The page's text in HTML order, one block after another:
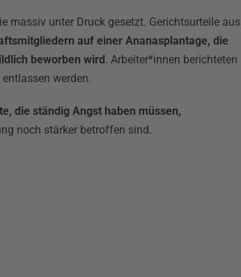
massiv unter Druck gesetzt. Gerichtsurteile aus
auf einer Ananasplantage, die
beworben wird. Arbeiter*innen berichteten
werden.
die ständig Angst haben müssen,
noch stärker betroffen sind.